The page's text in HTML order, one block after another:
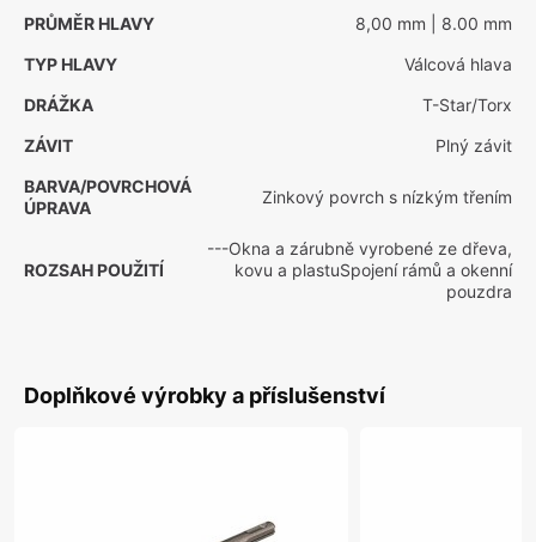
PRŮMĚR HLAVY
8,00 mm | 8.00 mm
TYP HLAVY
Válcová hlava
DRÁŽKA
T-Star/Torx
ZÁVIT
Plný závit
BARVA/POVRCHOVÁ
ÚPRAVA
Zinkový povrch s nízkým třením
ROZSAH POUŽITÍ
---Okna a zárubně vyrobené ze dřeva,
kovu a plastuSpojení rámů a okenní
pouzdra
Doplňkové výrobky a příslušenství